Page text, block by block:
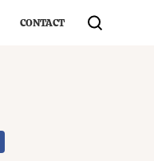
CONTACT